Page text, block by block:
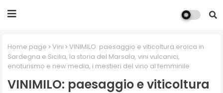
Home page Vini
VINIMILO: paesaggio e viticoltura eroica in
Sardegna e Sicilia, la storia del Marsala, vini vulcanici,
enoturismo e new media, i mestieri del vino al femminile
VINIMILO: paesaggio e viticoltura